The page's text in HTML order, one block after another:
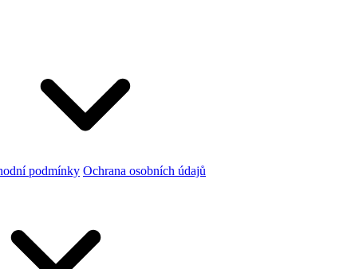
podmínky Ochrana osobních údajů